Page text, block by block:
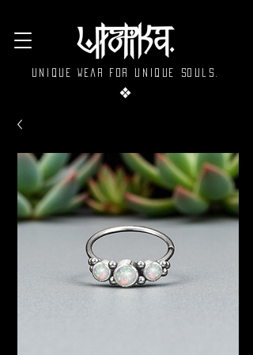
Unique wear for unique souls.
❖